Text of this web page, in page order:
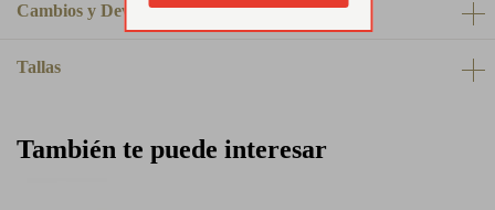
Cambios y Devoluciones
Tallas
También te puede interesar